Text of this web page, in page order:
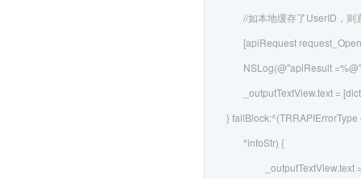
//如本地缓存了UserID，则
[apiRequest
NSLog(@"apiResult
_outputTextView.text =
}
*infoStr) {
_outputTextView.text